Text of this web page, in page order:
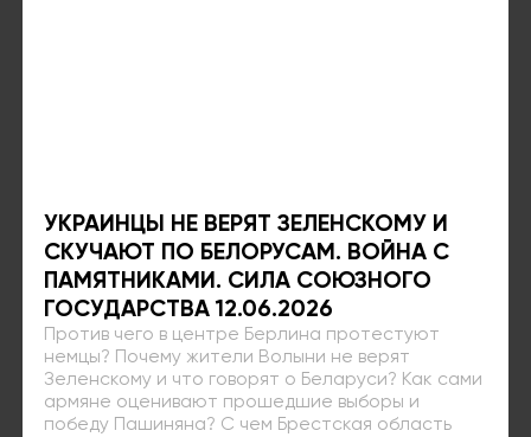
УКРАИНЦЫ НЕ ВЕРЯТ ЗЕЛЕНСКОМУ И
СКУЧАЮТ ПО БЕЛОРУСАМ. ВОЙНА С
ПАМЯТНИКАМИ. СИЛА СОЮЗНОГО
ГОСУДАРСТВА 12.06.2026
Против чего в центре Берлина протестуют
немцы? Почему жители Волыни не верят
Зеленскому и что говорят о Беларуси? Как сами
армяне оценивают прошедшие выборы и
победу Пашиняна? С чем Брестская область